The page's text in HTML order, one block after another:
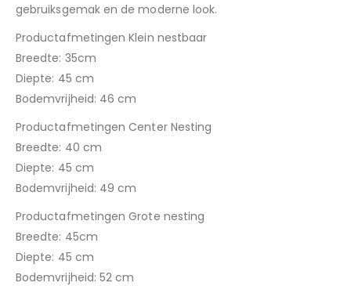
gebruiksgemak en de moderne look.
Productafmetingen Klein nestbaar
Breedte: 35cm
Diepte: 45 cm
Bodemvrijheid: 46 cm
Productafmetingen Center Nesting
Breedte: 40 cm
Diepte: 45 cm
Bodemvrijheid: 49 cm
Productafmetingen Grote nesting
Breedte: 45cm
Diepte: 45 cm
Bodemvrijheid: 52 cm